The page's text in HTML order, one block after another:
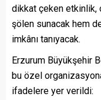
dikkat çeken etkinlik,
şölen sunacak hem
imkânı tanıyacak.
Erzurum Büyükşehir
bu özel
ifadelere yer verildi: